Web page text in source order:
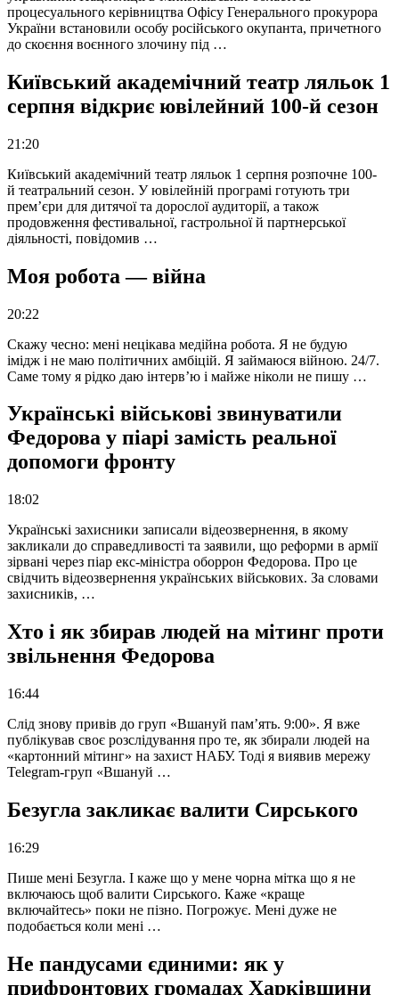
процесуального керівництва Офісу Генерального прокурора
України встановили особу російського окупанта, причетного
до скоєння воєнного злочину під …
Київський академічний театр ляльок 1
серпня відкриє ювілейний 100-й сезон
21:20
Київський академічний театр ляльок 1 серпня розпочне 100-
й театральний сезон. У ювілейній програмі готують три
прем’єри для дитячої та дорослої аудиторії, а також
продовження фестивальної, гастрольної й партнерської
діяльності, повідомив …
Моя робота — війна
20:22
Скажу чесно: мені нецікава медійна робота. Я не будую
імідж і не маю політичних амбіцій. Я займаюся війною. 24/7.
Саме тому я рідко даю інтерв’ю і майже ніколи не пишу …
Українські військові звинуватили
Федорова у піарі замість реальної
допомоги фронту
18:02
Українські захисники записали відеозвернення, в якому
закликали до справедливості та заявили, що реформи в армії
зірвані через піар екс-міністра оборрон Федорова. Про це
свідчить відеозвернення українських військових. За словами
захисників, …
Хто і як збирав людей на мітинг проти
звільнення Федорова
16:44
Слід знову привів до груп «Вшануй пам’ять. 9:00». Я вже
публікував своє розслідування про те, як збирали людей на
«картонний мітинг» на захист НАБУ. Тоді я виявив мережу
Telegram-груп «Вшануй …
Безугла закликає валити Сирського
16:29
Пише мені Безугла. І каже що у мене чорна мітка що я не
включаюсь щоб валити Сирського. Каже «краще
включайтесь» поки не пізно. Погрожує. Мені дуже не
подобається коли мені …
Не пандусами єдиними: як у
прифронтових громадах Харківщини